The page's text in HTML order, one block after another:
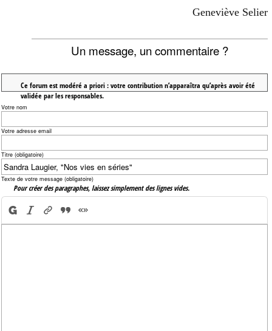
Geneviève Selier
Un message, un commentaire ?
Ce forum est modéré a priori : votre contribution n’apparaîtra qu’après avoir été
validée par les responsables.
Votre nom
Votre adresse email
Titre (obligatoire)
Texte de votre message (obligatoire)
Pour créer des paragraphes, laissez simplement des lignes vides.